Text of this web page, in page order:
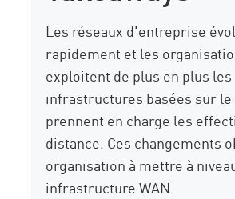
Les réseaux d'entreprise
rapidement et les
exploitent de plus en plus les
infrastructures basées sur le
prennent en charge les
distance. Ces changements
organisation à mettre à
infrastructure WAN.